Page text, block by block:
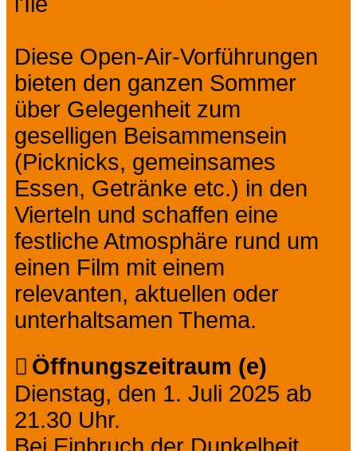
Diese Open-Air-Vorführungen
bieten den ganzen Sommer
über Gelegenheit zum
geselligen Beisammensein
(Picknicks, gemeinsames
Essen, Getränke etc.) in den
Vierteln und schaffen eine
festliche Atmosphäre rund um
einen Film mit einem
relevanten, aktuellen oder
unterhaltsamen Thema.
Öffnungszeitraum (e)
Dienstag, den 1. Juli 2025 ab
21.30 Uhr.